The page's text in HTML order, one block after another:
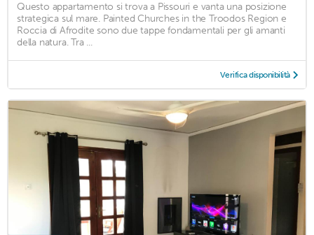
Questo appartamento si trova a Pissouri e vanta una posizione
strategica sul mare. Painted Churches in the Troodos Region e
Roccia di Afrodite sono due tappe fondamentali per gli amanti
della natura. Tra ...
Verifica disponibilità